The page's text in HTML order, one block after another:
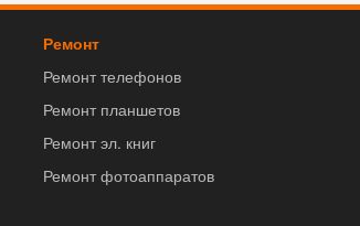
Ремонт
Ремонт телефонов
Ремонт планшетов
Ремонт эл. книг
Ремонт фотоаппаратов